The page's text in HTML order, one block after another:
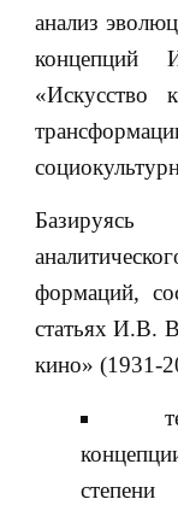
анализ
концепций
«Искусство
формаций,
статьях И.В.
кино» (1931-